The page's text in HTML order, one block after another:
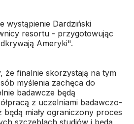
wystąpienie Dardziński
resortu - przygotowując
Ameryki".
że finalnie skorzystają na tym
myślenia zachęca do
badawcze będą
z uczelniami badawczo-
miały ograniczony proces